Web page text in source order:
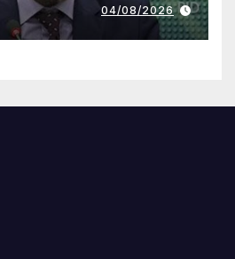
04/08/2026